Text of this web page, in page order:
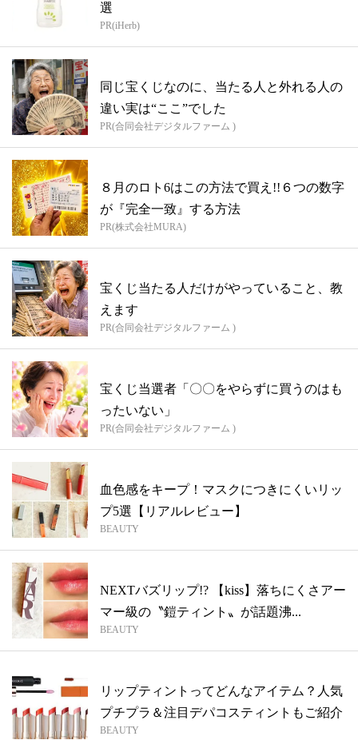
選
PR(iHerb)
同じ宝くじなのに、当たる人と外れる人の
違い実は“ここ”でした
PR(合同会社デジタルファーム )
８月のロト6はこの方法で買え!!６つの数字
が『完全一致』する方法
PR(株式会社MURA)
宝くじ当たる人だけがやっていること、教
えます
PR(合同会社デジタルファーム )
宝くじ当選者「〇〇をやらずに買うのはも
ったいない」
PR(合同会社デジタルファーム )
血色感をキープ！マスクにつきにくいリッ
プ5選【リアルレビュー】
BEAUTY
NEXTバズリップ!? 【kiss】落ちにくさアー
マー級の〝鎧ティント〟が話題沸...
BEAUTY
リップティントってどんなアイテム？人気
プチプラ＆注目デパコスティントもご紹介
BEAUTY